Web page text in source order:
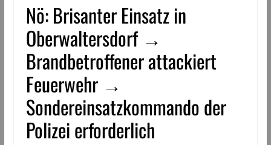
Nö: Brisanter Einsatz in
Oberwaltersdorf →
Brandbetroffener attackiert
Feuerwehr →
Sondereinsatzkommando der
Polizei erforderlich